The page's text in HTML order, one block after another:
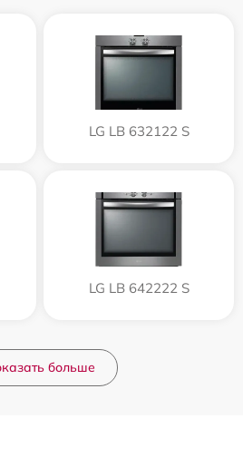
LG LB 632122 S
LG LB 642222 S
больше